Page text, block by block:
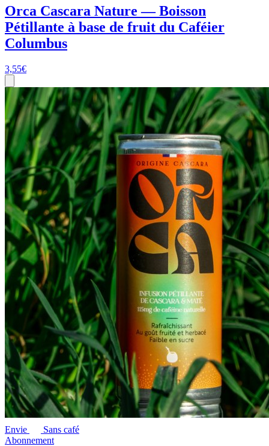
Orca Cascara Nature — Boisson
Pétillante à base de fruit du Caféier
Columbus
3,55€
Envie
Sans café
Abonnement